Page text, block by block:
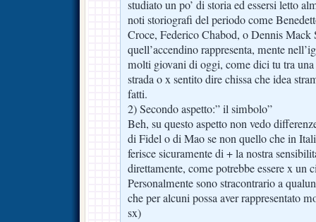
studiato un po’ di storia ed essersi letto
noti storiografi del periodo come
Croce, Federico Chabod, o Dennis Mack
quell’accendino rappresenta, mente
molti giovani di oggi, come dici tu tra una
strada o x sentito dire chissa che idea
fatti.
2) Secondo aspetto:” il simbolo”
Beh, su questo aspetto non vedo
di Fidel o di Mao se non quello che in
ferisce sicuramente di + la nostra
direttamente, come potrebbe essere x un
Personalmente sono stracontrario a
che per alcuni possa aver rappresentato
sx)